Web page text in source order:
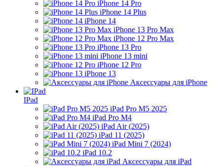
iPhone 14 Pro
iPhone 14 Plus
iPhone 14
iPhone 13 Pro Max
iPhone 12 Pro Max
iPhone 13 Pro
iPhone 13 mini
iPhone 12 Pro
iPhone 13
Аксессуары для iPhone
IPad
iPad Pro M5 2025
iPad Pro M4
iPad Air (2025)
iPad 11 (2025)
iPad Mini 7 (2024)
iPad 10.2
Аксессуары для iPad